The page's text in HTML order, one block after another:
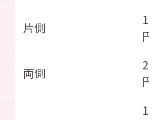
片側
円
両側
円